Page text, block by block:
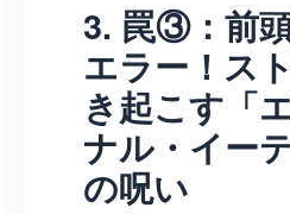
3. 罠③：前
エラー！ス
き起こす「
ナル・イー
の呪い